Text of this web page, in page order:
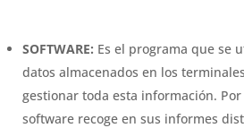
SOFTWARE: Es el programa que se
datos almacenados en los
gestionar toda esta información.
software recoge en sus informes